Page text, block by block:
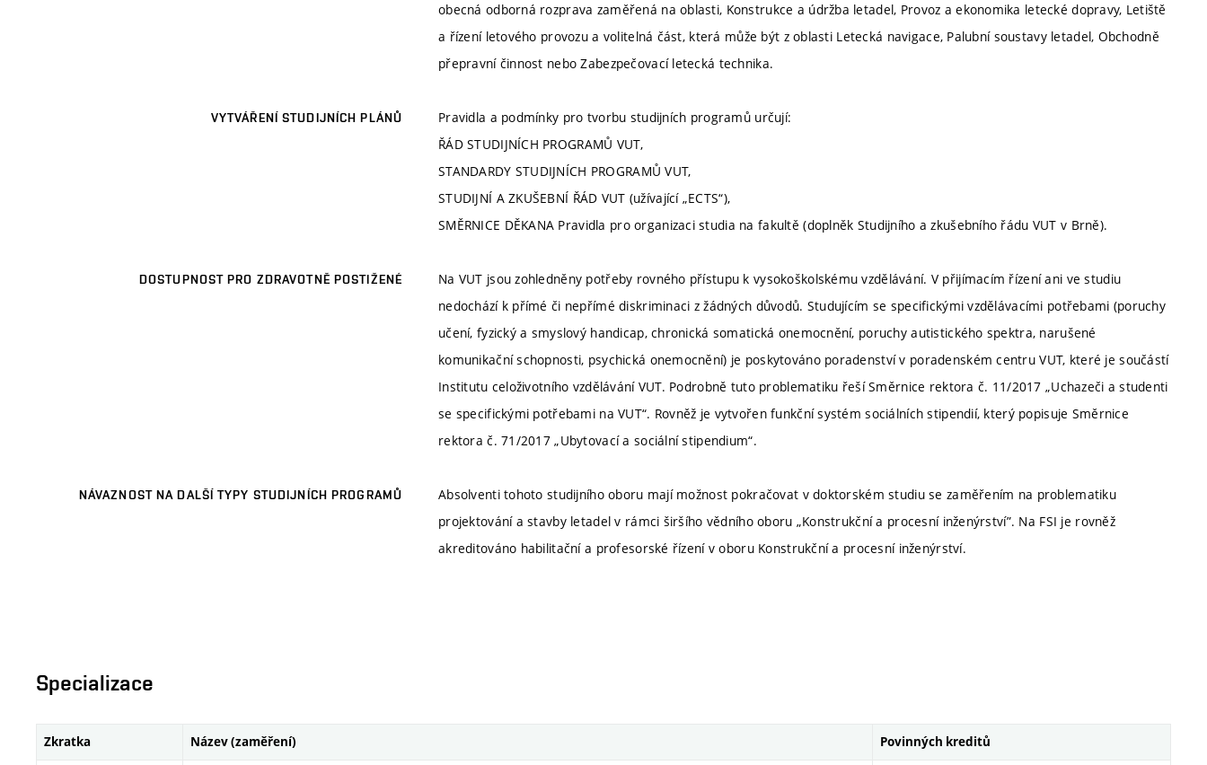
obecná odborná rozprava zaměřená na oblasti, Konstrukce a údržba letadel, Provoz a ekonomika letecké dopravy, Letiště
a řízení letového provozu a volitelná část, která může být z oblasti Letecká navigace, Palubní soustavy letadel, Obchodně
přepravní činnost nebo Zabezpečovací letecká technika.
VYTVÁŘENÍ STUDIJNÍCH PLÁNŮ
Pravidla a podmínky pro tvorbu studijních programů určují:
ŘÁD STUDIJNÍCH PROGRAMŮ VUT,
STANDARDY STUDIJNÍCH PROGRAMŮ VUT,
STUDIJNÍ A ZKUŠEBNÍ ŘÁD VUT (užívající „ECTS“),
SMĚRNICE DĚKANA Pravidla pro organizaci studia na fakultě (doplněk Studijního a zkušebního řádu VUT v Brně).
DOSTUPNOST PRO ZDRAVOTNĚ POSTIŽENÉ
Na VUT jsou zohledněny potřeby rovného přístupu k vysokoškolskému vzdělávání. V přijímacím řízení ani ve studiu
nedochází k přímé či nepřímé diskriminaci z žádných důvodů. Studujícím se specifickými vzdělávacími potřebami (poruchy
učení, fyzický a smyslový handicap, chronická somatická onemocnění, poruchy autistického spektra, narušené
komunikační schopnosti, psychická onemocnění) je poskytováno poradenství v poradenském centru VUT, které je součástí
Institutu celoživotního vzdělávání VUT. Podrobně tuto problematiku řeší Směrnice rektora č. 11/2017 „Uchazeči a studenti
se specifickými potřebami na VUT“. Rovněž je vytvořen funkční systém sociálních stipendií, který popisuje Směrnice
rektora č. 71/2017 „Ubytovací a sociální stipendium“.
NÁVAZNOST NA DALŠÍ TYPY STUDIJNÍCH PROGRAMŮ
Absolventi tohoto studijního oboru mají možnost pokračovat v doktorském studiu se zaměřením na problematiku
projektování a stavby letadel v rámci širšího vědního oboru „Konstrukční a procesní inženýrství”. Na FSI je rovněž
akreditováno habilitační a profesorské řízení v oboru Konstrukční a procesní inženýrství.
Specializace
Zkratka Název (zaměření) Povinných kreditů